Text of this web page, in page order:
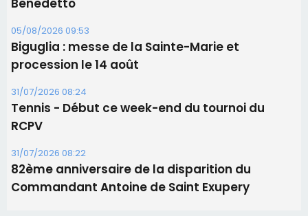
06/08/2026 15:57
Ucciani – Marché des producteurs à Cruculi le
11 août
06/08/2026 15:25
Corte – L’association A Nuciola organise une
projection sous les étoiles
06/08/2026 15:04
Alata - Soirée Tango Argentin au stade de San
Benedetto
05/08/2026 09:53